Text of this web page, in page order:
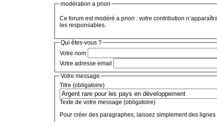
modération a priori
Ce forum est modéré a priori : votre contribution
les responsables.
Qui êtes-vous ?
Votre nom
Votre adresse email
Votre message
Titre (obligatoire)
Texte de votre message (obligatoire)
Pour créer des paragraphes, laissez simplement des lignes